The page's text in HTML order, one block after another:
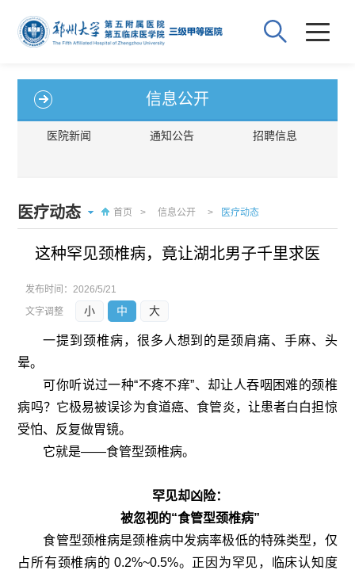
信息公开
医院新闻 通知公告 招聘信息
医疗动态 首页 > 信息公开 > 医疗动态
这种罕见颈椎病，竟让湖北男子千里求医
发布时间：2026/5/21
文字调整
小 中 大
一提到颈椎病，很多人想到的是颈肩痛、手麻、头
晕。
可你听说过一种“不疼不痒”、却让人吞咽困难的颈椎
病吗？它极易被误诊为食道癌、食管炎，让患者白白担惊
受怕、反复做胃镜。
它就是——食管型颈椎病。
罕见却凶险：
被忽视的“食管型颈椎病”
食管型颈椎病是颈椎病中发病率极低的特殊类型，仅
占所有颈椎病的 0.2%~0.5%。正因为罕见，临床认知度